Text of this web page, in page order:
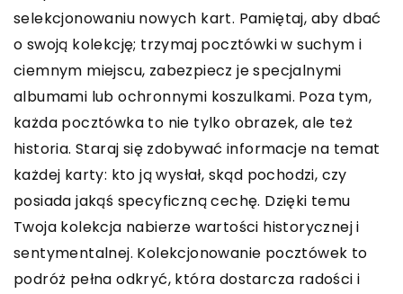
selekcjonowaniu nowych kart. Pamiętaj, aby dbać
o swoją kolekcję; trzymaj pocztówki w suchym i
ciemnym miejscu, zabezpiecz je specjalnymi
albumami lub ochronnymi koszulkami. Poza tym,
każda pocztówka to nie tylko obrazek, ale też
historia. Staraj się zdobywać informacje na temat
każdej karty: kto ją wysłał, skąd pochodzi, czy
posiada jakąś specyficzną cechę. Dzięki temu
Twoja kolekcja nabierze wartości historycznej i
sentymentalnej. Kolekcjonowanie pocztówek to
podróż pełna odkryć, która dostarcza radości i